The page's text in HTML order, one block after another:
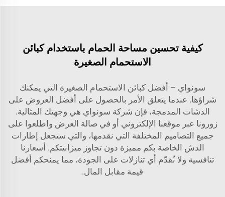
كيفية تحسين مساحة الحمام باستخدام كبائن
الاستحمام الصغيرة
سونواي – أفضل كبائن الاستحمام الصغيرة التي يمكنك
شراؤها. عندما يتعلق الأمر بالحصول على أفضل العروض على
الدشات المدمجة، فإن شركة سونواي هي وجهتك المثالية.
زورونا عبر موقعنا الإلكتروني أو في صالة العرض واطلعوا على
جميع التصاميم المختلفة التي نقدمها، والتي ستجعل إطارات
الدش الخاصة بكم مميزة دون تجاوز ميزانيتكم. أسعارنا
تنافسية ولا نُقدّم أي تنازلات على الجودة، مما يمنحكم أفضل
قيمة مقابل المال.